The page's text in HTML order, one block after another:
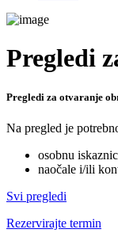
Pregledi
Pregledi za otvaranje
Na pregled je
osobnu
naočale i/ili
Svi pregledi
Rezervirajte termin